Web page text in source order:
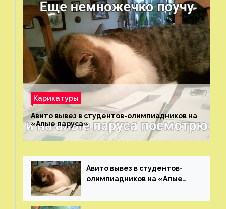
Карикатуры
Авито вывез в студентов-олимпиадников на
«Алые паруса»⁠⁠
Авито вывез в студентов-
олимпиадников на «Алые